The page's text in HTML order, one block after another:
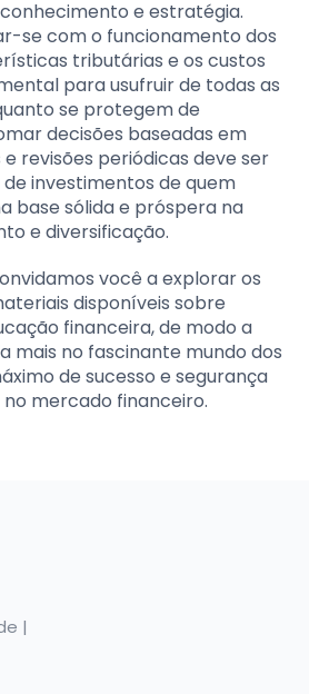
e estratégia.
se com o funcionamento dos
tributárias e os custos
para usufruir de todas as
se protegem de
decisões baseadas em
revisões periódicas deve ser
investimentos de quem
base sólida e próspera na
e diversificação.
você a explorar os
disponíveis sobre
financeira, de modo a
mais no fascinante mundo dos
de sucesso e segurança
mercado financeiro.
|